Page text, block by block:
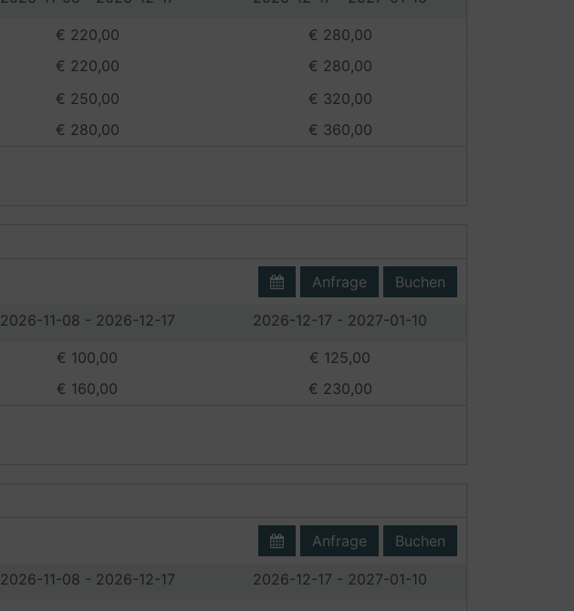
€ 220,00
€ 220,00
€ 250,00
€ 280,00
€ 280,00
€ 280,00
€ 320,00
€ 360,00
Anfrage Buchen
2026-11-08 - 2026-12-17
€ 100,00
€ 160,00
2026-12-17 - 2027-01-10
€ 125,00
€ 230,00
Anfrage Buchen
2026-11-08 - 2026-12-17 2026-12-17 - 2027-01-10